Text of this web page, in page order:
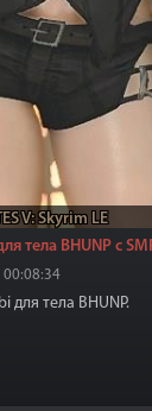
V: Skyrim LE
тела BHUNP с
00:08:34
тела BHUNP.